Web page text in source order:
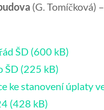
(G. Tomíčková)
ŠD
ŠD
ke stanovení úplaty